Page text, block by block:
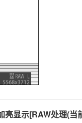
亮显示[RAW处理(当